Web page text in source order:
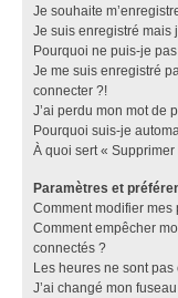
Je souhaite
Je suis enregistré mais
Pourquoi ne puis-je
Je me suis enregistré
connecter ?!
J’ai perdu mon mot de
Pourquoi suis-je
À quoi sert «
Paramètres et
Comment modifier mes
Comment empêcher
connectés ?
Les heures ne sont pas
J’ai changé mon